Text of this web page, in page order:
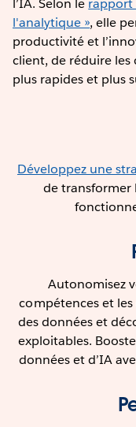
l’IA. Selon le rapport
l'analytique », elle
productivité et
client, de réduire les
plus rapides et plus
Développez une
de transformer
Autonomisez
compétences et
des données et
exploitables.
données et d’IA